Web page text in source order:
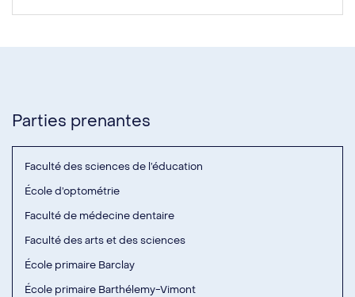
Parties prenantes
Faculté des sciences de l’éducation
École d’optométrie
Faculté de médecine dentaire
Faculté des arts et des sciences
École primaire Barclay
École primaire Barthélemy-Vimont